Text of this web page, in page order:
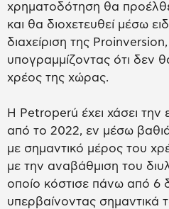
χρηματοδότηση θα
και θα διοχετευθεί μέσω
διαχείριση της
υπογραμμίζοντας ότι δεν
χρέος της χώρας.
Η Petroperú έχει χάσει την
από το 2022, εν μέσω
με σημαντικό μέρος του
με την αναβάθμιση του
οποίο κόστισε πάνω από 6
υπερβαίνοντας σημαντικά